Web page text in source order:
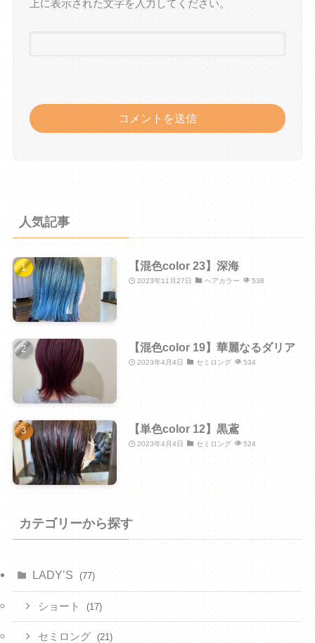
上に表示された文字を入力してください。
人気記事
【混色color 23】深海
2023年11月27日 ヘアカラー 538
【混色color 19】華麗なるダリア
2023年4月4日 セミロング 534
【単色color 12】黒鳶
2023年4月4日 セミロング 524
カテゴリーから探す
LADY’S (77)
ショート (17)
セミロング (21)